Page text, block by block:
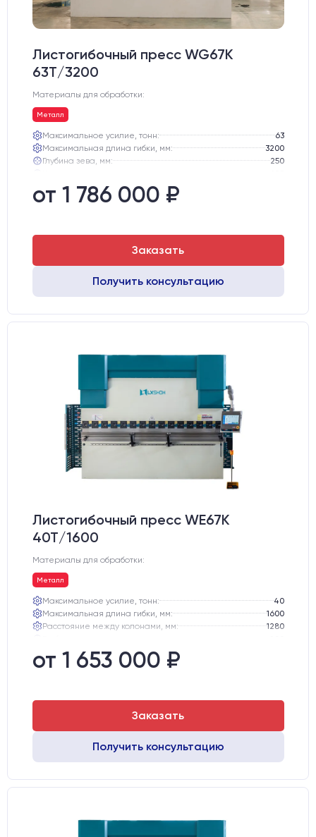
Листогибочный пресс WG67K
63T/3200
Материалы для обработки:
Металл
Максимальное усилие, тонн:
63
Максимальная длина гибки, мм:
3200
Глубина зева, мм:
250
Максимальная высота открывания, мм:
Скорость перемещения траверсы, мм/с:
от 1 786 000 ₽
Заказать
Получить консультацию
Листогибочный пресс WE67K
40T/1600
Материалы для обработки:
Металл
Максимальное усилие, тонн:
40
Максимальная длина гибки, мм:
1600
Расстояние между колонами, мм:
1280
Ход траверсы, мм:
Максимальная высота открывания, мм:
от 1 653 000 ₽
Заказать
Получить консультацию